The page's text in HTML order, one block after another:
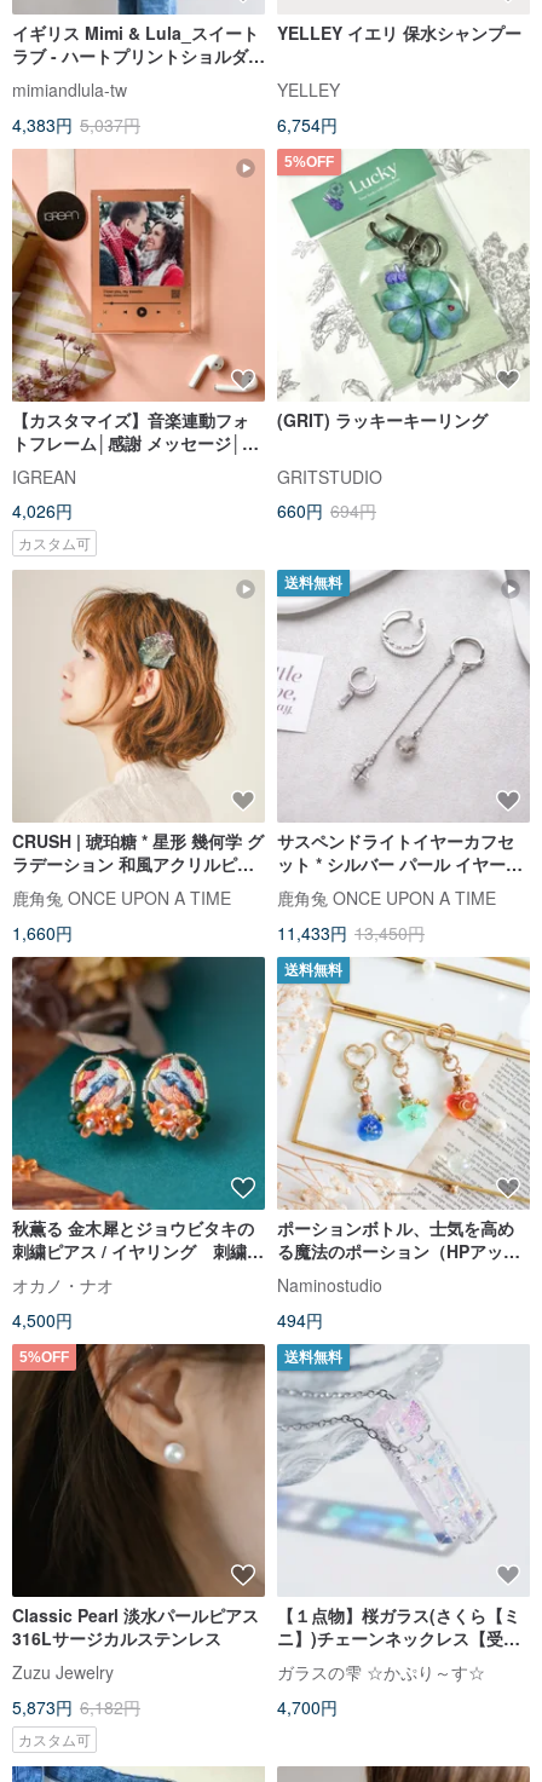
イギリス Mimi & Lula_スイート
ラブ - ハートプリントショルダー
mimiandlula-tw
4,383円 5,037円
YELLEY イエリ 保水シャンプー
YELLEY
6,754円
【カスタマイズ】音楽連動フォ
トフレーム│感謝 メッセージ│両
親へのプレゼント │子育て感謝状
IGREAN
4,026円
カスタム可
5%OFF
(GRIT) ラッキーキーリング
GRITSTUDIO
660円 694円
CRUSH | 琥珀糖 * 星形 幾何学 グ
ラデーション 和風アクリルピア
ス
鹿角兔 ONCE UPON A TIME
1,660円
送料無料
サスペンドライトイヤーカフセ
ット * シルバー パール イヤーク
リップ イヤーカフ
鹿角兔 ONCE UPON A TIME
11,433円 13,450円
秋薫る 金木犀とジョウビタキの
刺繍ピアス / イヤリング 刺繍ア
クセサリー
オカノ・ナオ
4,500円
送料無料
ポーションボトル、士気を高め
る魔法のポーション（HPアップ
++を回復）
Naminostudio
494円
5%OFF
Classic Pearl 淡水パールピアス
316Lサージカルステンレス
Zuzu Jewelry
5,873円 6,182円
カスタム可
送料無料
【１点物】桜ガラス(さくら【ミ
ニ】)チェーンネックレス【受注
制作】
ガラスの雫 ☆かぷり～す☆
4,700円